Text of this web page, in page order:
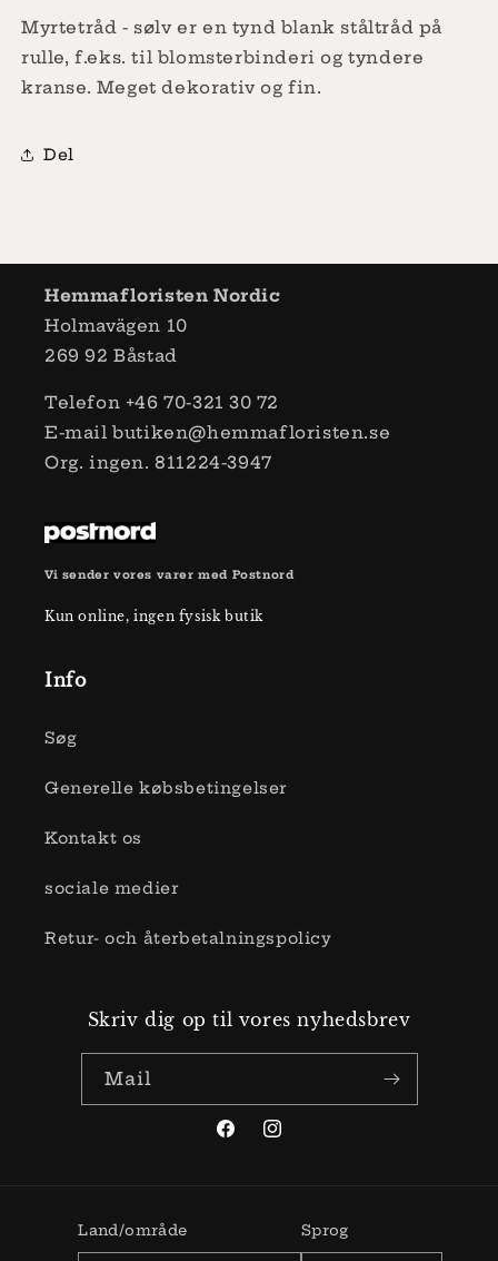
Myrtetråd - sølv er en tynd blank ståltråd på
rulle, f.eks. til blomsterbinderi og tyndere
kranse. Meget dekorativ og fin.
Del
Hemmafloristen Nordic
Holmavägen 10
269 ​​92 Båstad
Telefon +46 70-321 30 72
E-mail butiken@hemmafloristen.se
Org. ingen. 811224-3947
Vi sender vores varer med Postnord
Kun online, ingen fysisk butik
Info
Søg
Generelle købsbetingelser
Kontakt os
sociale medier
Retur- och återbetalningspolicy
Skriv dig op til vores nyhedsbrev
Mail
FacebookInstagram
Land/område Sprog